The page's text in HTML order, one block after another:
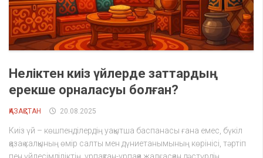
Неліктен киіз үйлерде заттардың
ерекше орналасуы болған?
ҚАЗАҚСТАН 20.08.2025
Киіз үй – көшпенділердің уақытша баспанасы ғана емес, бүкіл
қазақ халқының өмір салты мен дүниетанымының көрінісі, тәртіп